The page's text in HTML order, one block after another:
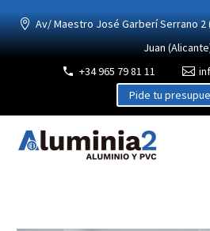
Av/ Maestro José Garberí Serrano 2
Juan
+34 965 79 81 11
Pide tu